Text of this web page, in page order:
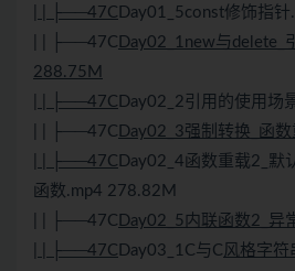
| | ├──47C Day01_5const修饰指
| | ├──47C Day02_1new与delete_
288.75M
| | ├──47C Day02_2引用的使用场
| | ├──47C Day02_3强制转换_函
| | ├──47C Day02_4函数重载2_默
函数.mp4 278.82M
| | ├──47C Day02_5内联函数2_异
| | ├──47C Day03_1C与C 风格字